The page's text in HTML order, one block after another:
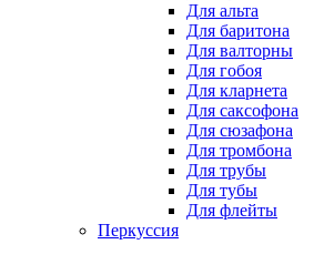
Для альта
Для баритона
Для валторны
Для гобоя
Для кларнета
Для саксофона
Для сюзафона
Для тромбона
Для трубы
Для тубы
Для флейты
Перкуссия